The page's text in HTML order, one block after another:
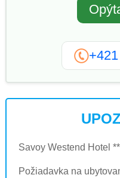
Savoy Westend Hotel
Požiadavka na